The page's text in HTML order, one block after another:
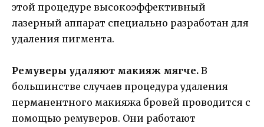
этой процедуре высокоэффективный
лазерный аппарат специально разработан для
удаления пигмента.
Ремуверы удаляют макияж мягче. В
большинстве случаев процедура удаления
перманентного макияжа бровей проводится с
помощью ремуверов. Они работают